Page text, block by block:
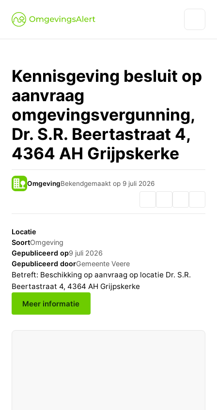
Kennisgeving besluit op
aanvraag
omgevingsvergunning,
Dr. S.R. Beertastraat 4,
4364 AH Grijpskerke
OmgevingBekendgemaakt op 9 juli 2026
Locatie
SoortOmgeving
Gepubliceerd op9 juli 2026
Gepubliceerd doorGemeente Veere
Betreft: Beschikking op aanvraag op locatie Dr. S.R.
Beertastraat 4, 4364 AH Grijpskerke
Meer informatie